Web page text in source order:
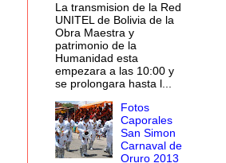
La transmision de la Red
UNITEL de Bolivia de la
Obra Maestra y
patrimonio de la
Humanidad esta
empezara a las 10:00 y
se prolongara hasta l...
Fotos
Caporales
San Simon
Carnaval de
Oruro 2013